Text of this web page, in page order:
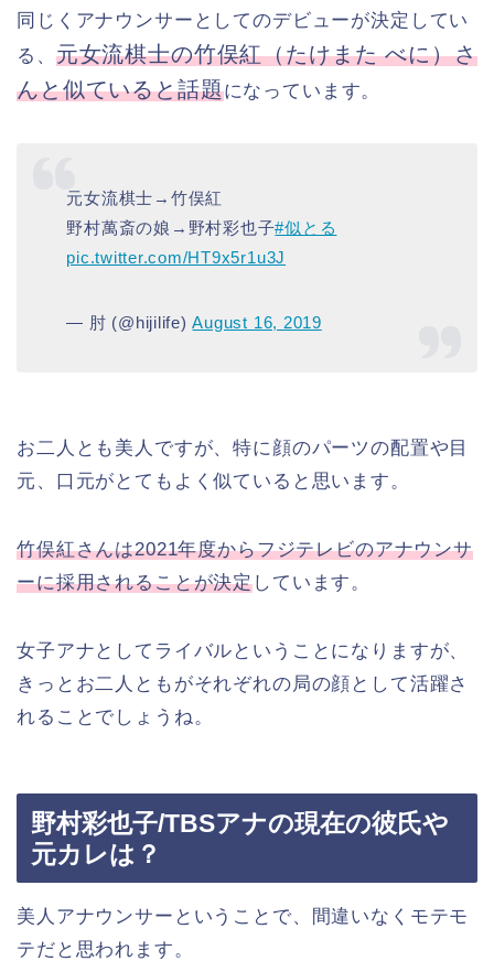
同じくアナウンサーとしてのデビューが決定してい
る、 元女流棋士の竹俣紅（たけまた べに）さ
んと似ていると話題になっています。
元女流棋士→竹俣紅
野村萬斎の娘→野村彩也子#似とる
pic.twitter.com/HT9x5r1u3J
— 肘 (@hijilife)August 16, 2019
お二人とも美人ですが、特に顔のパーツの配置や目
元、口元がとてもよく似ていると思います。
竹俣紅さんは2021年度からフジテレビのアナウンサ
ーに採用されることが決定しています。
女子アナとしてライバルということになりますが、
きっとお二人ともがそれぞれの局の顔として活躍さ
れることでしょうね。
野村彩也子/TBSアナの現在の彼氏や
元カレは？
美人アナウンサーということで、間違いなくモテモ
テだと思われます。